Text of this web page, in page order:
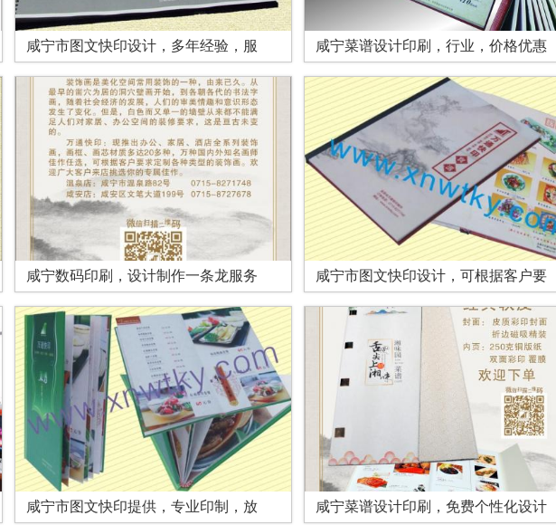
咸宁市图文快印设计，多年经验，服 咸宁菜谱设计印刷，行业，价格优惠
咸宁数码印刷，设计制作一条龙服务 咸宁市图文快印设计，可根据客户要
咸宁市图文快印提供，专业印制，放 咸宁菜谱设计印刷，免费个性化设计